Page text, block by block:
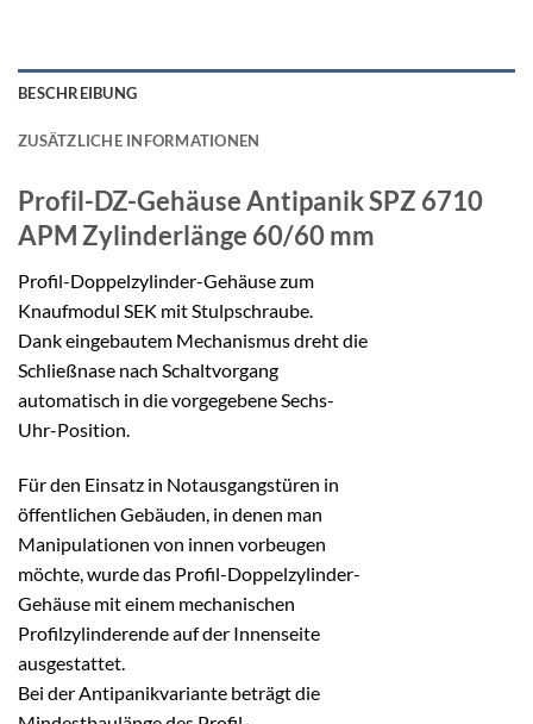
BESCHREIBUNG
ZUSÄTZLICHE INFORMATIONEN
Profil-DZ-Gehäuse Antipanik SPZ 6710
APMZylinderlänge 60/60 mm
Profil-Doppelzylinder-Gehäuse zum
Knaufmodul SEK mit Stulpschraube.
Dank eingebautem Mechanismus dreht die
Schließnase nach Schaltvorgang
automatisch in die vorgegebene Sechs-
Uhr-Position.
Für den Einsatz in Notausgangstüren in
öffentlichen Gebäuden, in denen man
Manipulationen von innen vorbeugen
möchte, wurde das Profil-Doppelzylinder-
Gehäuse mit einem mechanischen
Profilzylinderende auf der Innenseite
ausgestattet.
Bei der Antipanikvariante beträgt die